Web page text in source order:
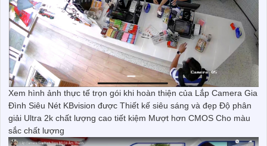
Xem hình ảnh thực tế trọn gói khi hoàn thiện của Lắp Camera Gia
Đình Siêu Nét KBvision được Thiết kế siêu sáng và đẹp Độ phân
giải Ultra 2k chất lượng cao tiết kiệm Mượt hơn CMOS Cho màu
sắc chất lượng